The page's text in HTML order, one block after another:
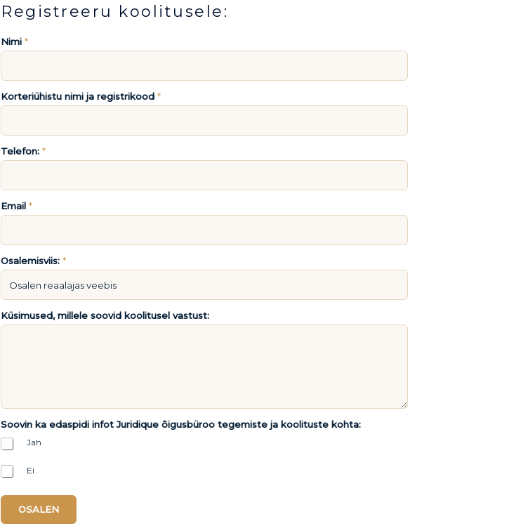
Registreeru koolitusele:
Nimi *
Korteriühistu nimi ja registrikood *
Telefon: *
Email *
Osalemisviis: *
Küsimused, millele soovid koolitusel vastust:
Soovin ka edaspidi infot Juridique õigusbüroo tegemiste ja koolituste kohta:
Jah
Ei
OSALEN